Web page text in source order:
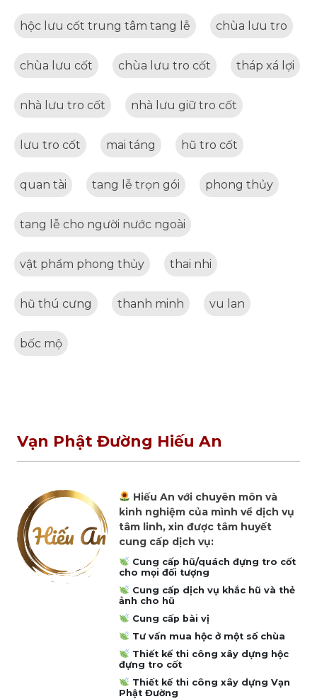
hộc lưu cốt trung tâm tang lễ chùa lưu tro
chùa lưu cốt chùa lưu tro cốt tháp xá lợi
nhà lưu tro cốt nhà lưu giữ tro cốt
lưu tro cốt mai táng hũ tro cốt
quan tài tang lễ trọn gói phong thủy
tang lễ cho người nước ngoài
vật phẩm phong thủy thai nhi
hũ thú cưng thanh minh vu lan
bốc mộ
Vạn Phật Đường Hiếu An
Hiếu An với chuyên môn và
kinh nghiệm của mình về dịch vụ
tâm linh, xin được tâm huyết
cung cấp dịch vụ:
Cung cấp hũ/quách đựng tro cốt
cho mọi đối tượng
Cung cấp dịch vụ khắc hũ và thẻ
ảnh cho hũ
Cung cấp bài vị
Tư vấn mua hộc ở một số chùa
Thiết kế thi công xây dựng hộc
đựng tro cốt
Thiết kế thi công xây dựng Vạn
Phật Đường